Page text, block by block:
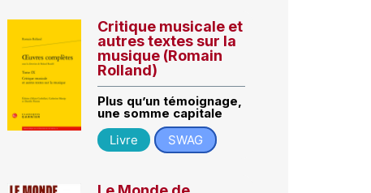
Critique musicale et
autres textes sur la
musique (Romain
Rolland)
Plus qu’un témoignage,
une somme capitale
Livre
SWAG